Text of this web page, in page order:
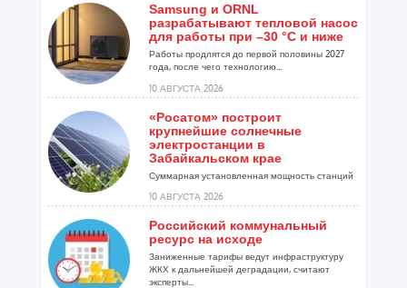
Samsung и ORNL
разрабатывают тепловой насос
для работы при –30 °C и ниже
Работы продлятся до первой половины 2027
года, после чего технологию...
10 АВГУСТА 2026
«Росатом» построит
крупнейшие солнечные
электростанции в
Забайкальском крае
Суммарная установленная мощность станций
10 АВГУСТА 2026
Российский коммунальный
ресурс на исходе
Заниженные тарифы ведут инфраструктуру
ЖКХ к дальнейшей деградации, считают
эксперты...